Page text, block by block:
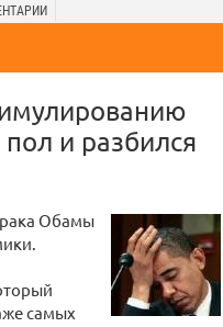
и разбился
Обамы
самых